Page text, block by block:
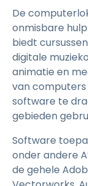
De
onmisbare
biedt
digitale
animatie en
van computers
software te
gebieden
Software
onder andere
de gehele